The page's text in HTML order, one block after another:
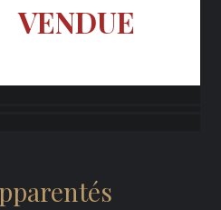
VENDUE